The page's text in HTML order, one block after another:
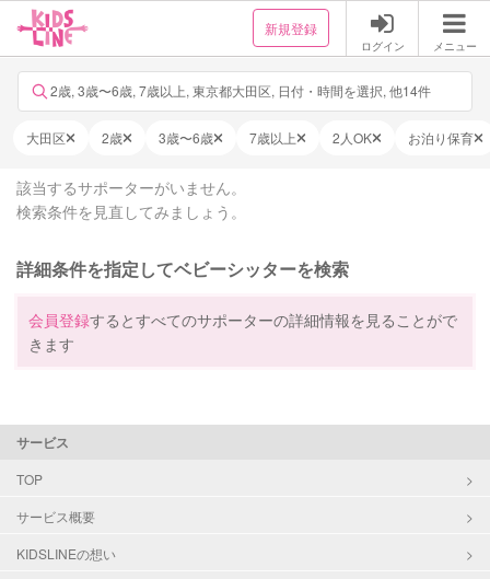
新規登録
ログイン メニュー
2歳, 3歳〜6歳, 7歳以上, 東京都大田区, 日付・時間を選択, 他14件
大田区 2歳 3歳〜6歳 7歳以上 2人OK お泊り保育
該当するサポーターがいません。
検索条件を見直してみましょう。
詳細条件を指定してベビーシッターを検索
会員登録するとすべてのサポーターの詳細情報を見ることがで
きます
サービス
TOP
サービス概要
KIDSLINEの想い